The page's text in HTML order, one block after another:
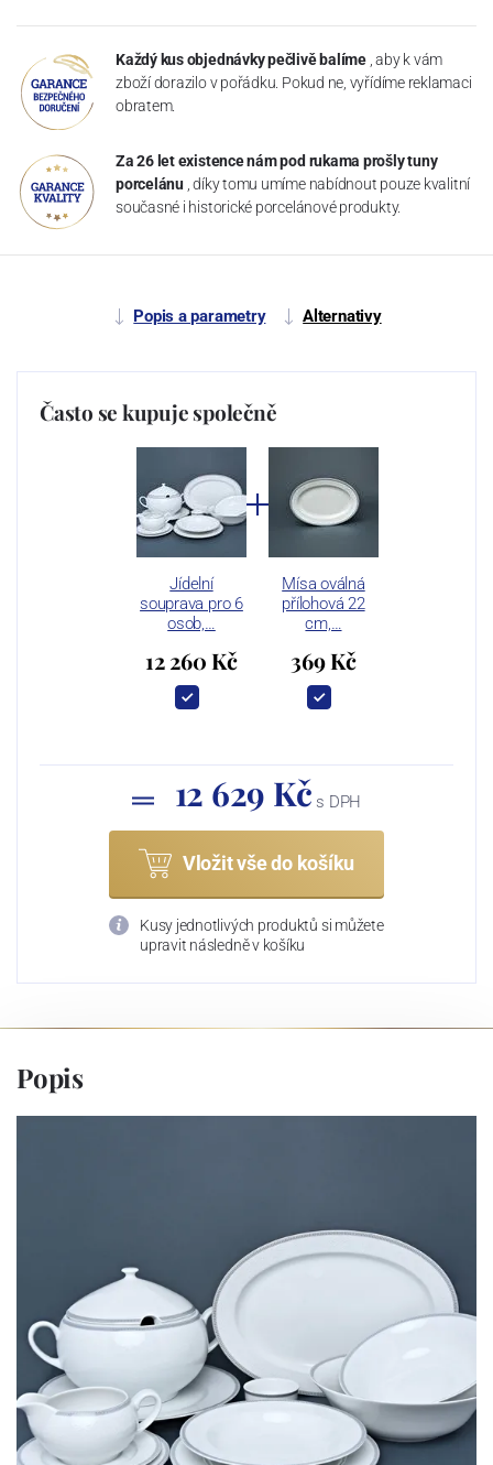
Každý kus objednávky pečlivě balíme , aby k vám
zboží dorazilo v pořádku. Pokud ne, vyřídíme reklamaci
obratem.
Za 26 let existence nám pod rukama prošly tuny
porcelánu , díky tomu umíme nabídnout pouze kvalitní
současné i historické porcelánové produkty.
Popis a parametry Alternativy
Často se kupuje společně
Jídelní
souprava pro 6
osob,…
12 260 Kč
Mísa oválná
přílohová 22
cm,…
369 Kč
12 629 Kč s DPH
Vložit vše do košíku
Kusy jednotlivých produktů si můžete
upravit následně v košíku
Popis